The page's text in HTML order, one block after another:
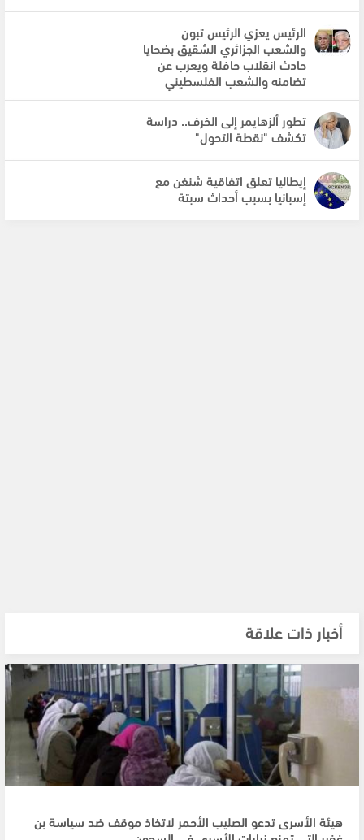
الرئيس يعزي الرئيس تبون
والشعب الجزائري الشقيق بضحايا
حادث انقلاب حافلة ويعرب عن
تضامنه والشعب الفلسطيني
تطور ألزهايمر إلى الخرف.. دراسة
تكشف "نقطة التحول"
إيطاليا تعلق اتفاقية شنغن مع
إسبانيا بسبب أحداث سبتة
أخبار ذات علاقة
هيئة الأسرى تدعو الصليب الأحمر لاتخاذ موقف ضد سياسة بن